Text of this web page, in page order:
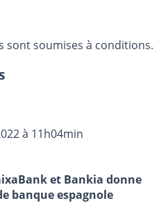
sont soumises à conditions.
à 11h04min
et Bankia donne
banque espagnole